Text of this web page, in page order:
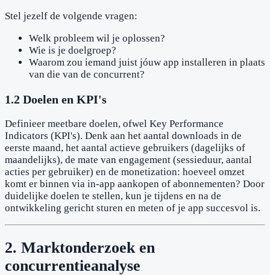
Stel jezelf de volgende vragen:
Welk probleem wil je oplossen?
Wie is je doelgroep?
Waarom zou iemand juist jóuw app installeren in plaats
van die van de concurrent?
1.2 Doelen en KPI's
Definieer meetbare doelen, ofwel Key Performance
Indicators (KPI's). Denk aan het aantal downloads in de
eerste maand, het aantal actieve gebruikers (dagelijks of
maandelijks), de mate van engagement (sessieduur, aantal
acties per gebruiker) en de monetization: hoeveel omzet
komt er binnen via in-app aankopen of abonnementen? Door
duidelijke doelen te stellen, kun je tijdens en na de
ontwikkeling gericht sturen en meten of je app succesvol is.
2. Marktonderzoek en
concurrentieanalyse